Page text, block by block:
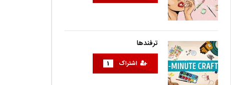
ترفندها
اشتراک 1